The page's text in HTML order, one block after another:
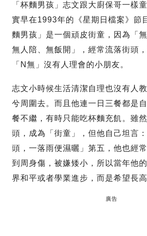
「杯麵男孩」志文跟大廚保哥一樣
實早在1993年的《星期日檔案》節
麵男孩」是一個頑皮街童，因為「
無人陪、無飯開」，經常流落街頭
「N無」沒有人理會的小朋友。
志文小時候生活清潔自理也沒有人
兮周圍去。而且他連一日三餐都是
餐不繼，有時只能吃杯麵充飢。雖
頭，成為「街童」，但他自己坦言
頭，一落雨便濕曬」第五，他也經
到周身傷，被嫌矮小，所以當年他
界和平或者學業進步，而是希望長高
廣告